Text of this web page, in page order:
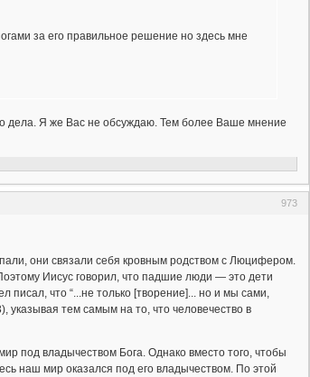
за его правильное решение но здесь мне
дела. Я же Вас не обсуждаю. Тем более Ваше мнение
973
они связали себя кровным родством с Люцифером.
Иисус говорил, что падшие люди — это дети
что “...не только [творение]... но и мы сами,
тем самым на то, что человечество в
под владычеством Бога. Однако вместо того, чтобы
наш мир оказался под его владычеством. По этой